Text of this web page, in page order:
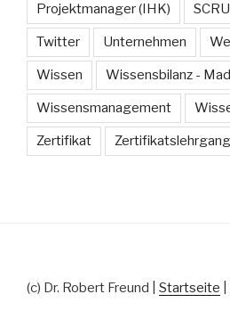
Projektmanager (IHK)
Twitter Unternehmen
Wissen Wissensbilanz -
Wissensmanagement
Zertifikat Zertifikatslehrgang
(c) Dr. Robert Freund | Startseite